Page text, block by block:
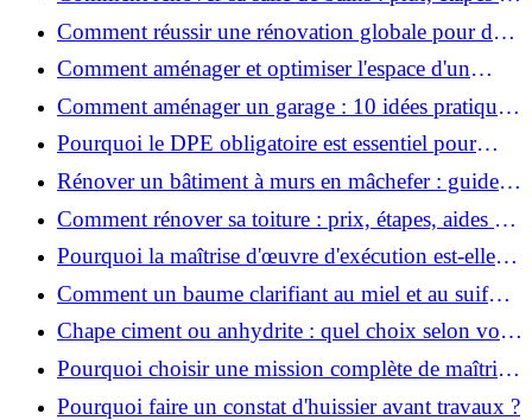
astuces ?
Comment réussir une rénovation globale pour des
économies et un confort durables?
Comment aménager et optimiser l'espace d'un
studio : 10 astuces pratiques ?
Comment aménager un garage : 10 idées pratiques
et efficaces ?
Pourquoi le DPE obligatoire est essentiel pour
vendre ou louer un bien ?
Rénover un bâtiment à murs en mâchefer : guide
pratique et solutions
Comment rénover sa toiture : prix, étapes, aides et
réglementation ?
Pourquoi la maîtrise d'œuvre d'exécution est-elle
indispensable pour vos chantiers ?
Comment un baume clarifiant au miel et au suif
peut-il purifier la peau ?
Chape ciment ou anhydrite : quel choix selon votre
projet ?
Pourquoi choisir une mission complète de maîtrise
d’œuvre pour réussir vos projets?
Pourquoi faire un constat d'huissier avant travaux ?